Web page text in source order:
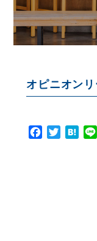
オピニオンリ
Facebook
Twitter